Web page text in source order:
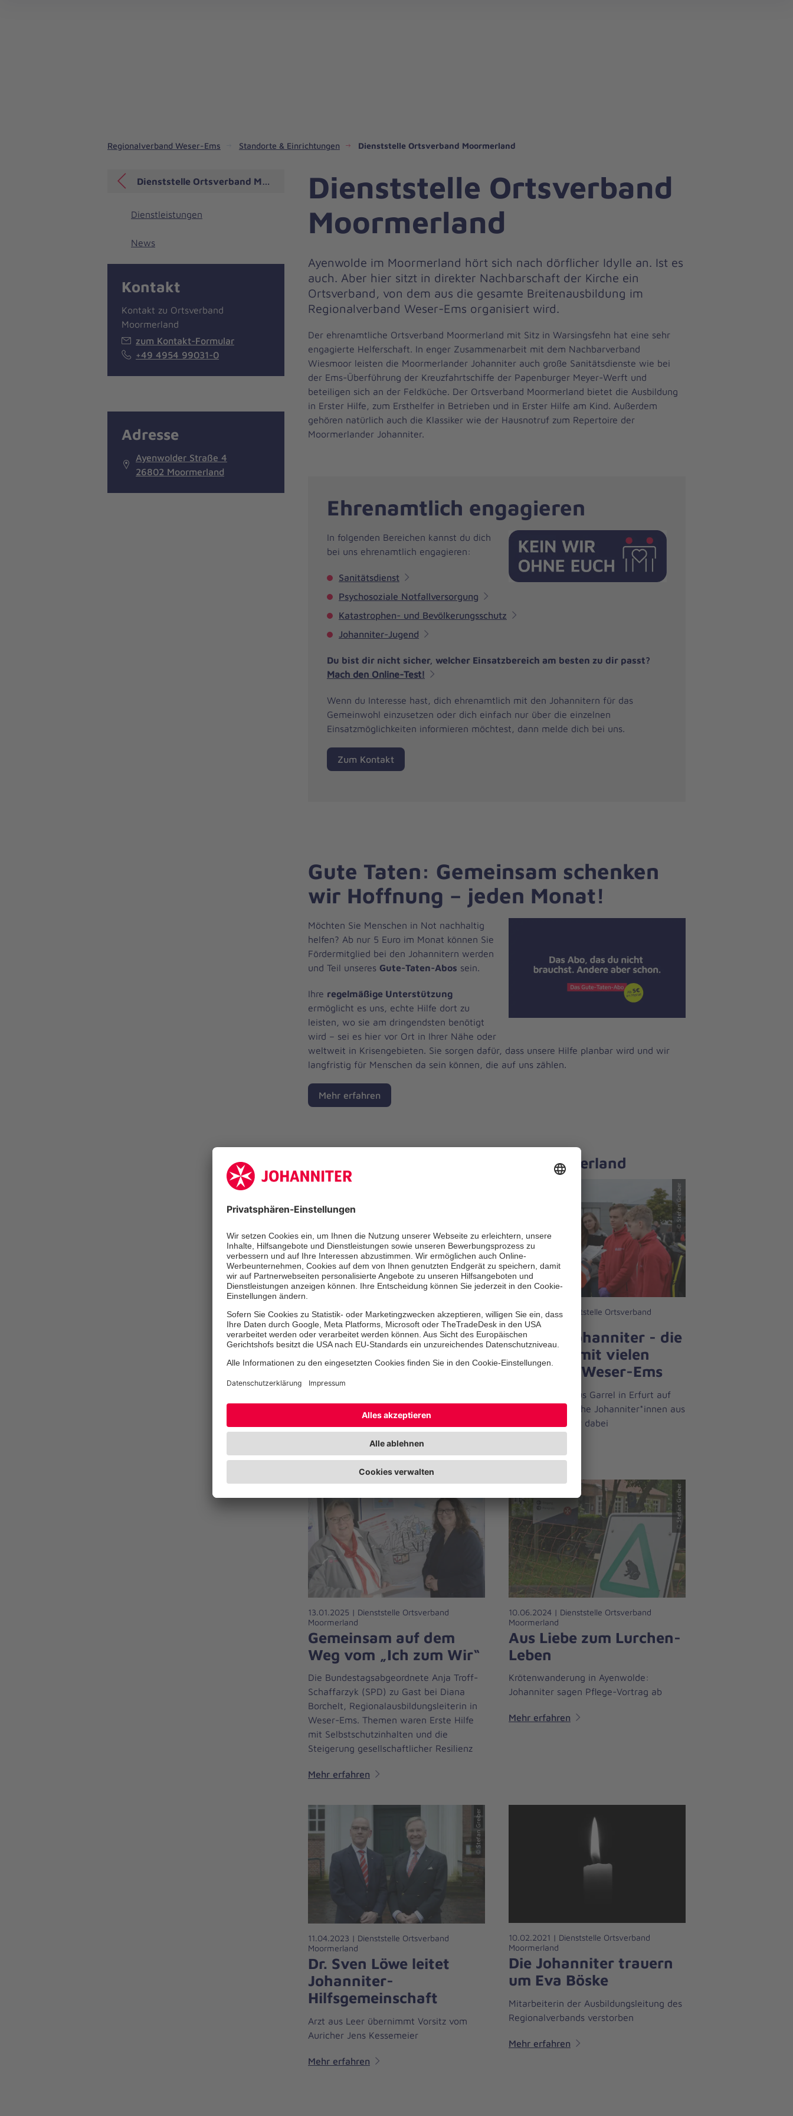
Regionalverband Weser-Ems Standorte & Einrichtungen Dienststelle Ortsverband Moormerland
Dienststelle Ortsverband
Moormerland
Ayenwolde im Moormerland hört sich nach dörflicher Idylle an. Ist es
auch. Aber hier sitzt in direkter Nachbarschaft der Kirche ein
Ortsverband, von dem aus die gesamte Breitenausbildung im
Regionalverband Weser-Ems organisiert wird.
Der ehrenamtliche Ortsverband Moormerland mit Sitz in Warsingsfehn hat eine sehr
engagierte Helferschaft. In enger Zusammenarbeit mit dem Nachbarverband
Wiesmoor leisten die Moormerlander Johanniter auch große Sanitätsdienste wie bei
der Ems-Überführung der Kreuzfahrtschiffe der Papenburger Meyer-Werft und
beteiligen sich an der Feldküche. Der Ortsverband Moormerland bietet die Ausbildung
in Erster Hilfe, zum Ersthelfer in Betrieben und in Erster Hilfe am Kind. Außerdem
gehören natürlich auch die Klassiker wie der Hausnotruf zum Repertoire der
Moormerlander Johanniter.
Ehrenamtlich engagieren
In folgenden Bereichen kannst du dich
bei uns ehrenamtlich engagieren:
Sanitätsdienst
Psychosoziale Notfallversorgung
Katastrophen- und Bevölkerungsschutz
Johanniter-Jugend
Du bist dir nicht sicher, welcher Einsatzbereich am besten zu dir passt?
Mach den Online-Test!
Wenn du Interesse hast, dich ehrenamtlich mit den Johannitern für das
Gemeinwohl einzusetzen oder dich einfach nur über die einzelnen
Einsatzmöglichkeiten informieren möchtest, dann melde dich bei uns.
Zum Kontakt
Gute Taten: Gemeinsam schenken
wir Hoffnung – jeden Monat!
Möchten Sie Menschen in Not nachhaltig
helfen? Ab nur 5 Euro im Monat können Sie
Fördermitglied bei den Johannitern werden
und Teil unseres Gute-Taten-Abos sein.
Ihre regelmäßige Unterstützung
ermöglicht es uns, echte Hilfe dort zu
leisten, wo sie am dringendsten benötigt
wird – sei es hier vor Ort in Ihrer Nähe oder
weltweit in Krisengebieten. Sie sorgen dafür, dass unsere Hilfe planbar wird und wir
langfristig für Menschen da sein können, die auf uns zählen.
Mehr erfahren
Aktuelle Nachrichten aus dem Moormerland
25.02.2026 | Dienststelle Ortsverband
Moormerland
Johanniter
Bilanz für 2025
Mehr erfahren
© Stefan Greiber
07.10.2025 | Dienststelle Ortsverband
Moormerland
Tag der Johanniter - die
Nachlese mit vielen
Fotos aus Weser-Ems
B-Mannschaft aus Garrel in Erfurt auf
Platz 4 - zahlreiche Johanniter*innen aus
Weser-Ems aktiv dabei
13.01.2025 | Dienststelle Ortsverband
Moormerland
Gemeinsam auf dem
Weg vom „Ich zum Wir“
Die Bundestagsabgeordnete Anja Troff-
Schaffarzyk (SPD) zu Gast bei Diana
Borchelt, Regionalausbildungsleiterin in
Weser-Ems. Themen waren Erste Hilfe
mit Selbstschutzinhalten und die
Steigerung gesellschaftlicher Resilienz
Mehr erfahren
© Stefan Greiber
10.06.2024 | Dienststelle Ortsverband
Moormerland
Aus Liebe zum Lurchen-
Leben
Krötenwanderung in Ayenwolde:
Johanniter sagen Pflege-Vortrag ab
Mehr erfahren
© Stefan Greiber
11.04.2023 | Dienststelle Ortsverband
Moormerland
Dr. Sven Löwe leitet
Johanniter-
Hilfsgemeinschaft
Arzt aus Leer übernimmt Vorsitz vom
Auricher Jens Kessemeier
Mehr erfahren
10.02.2021 | Dienststelle Ortsverband
Moormerland
Die Johanniter trauern
um Eva Böske
Mitarbeiterin der Ausbildungsleitung des
Regionalverbands verstorben
Mehr erfahren
Dienststelle Ortsverband Moormerland
Dienstleistungen
News
Kontakt
Kontakt zu Ortsverband
Moormerland
zum Kontakt-Formular
+49 4954 99031-0
Adresse
Ayenwolder Straße 4
26802 Moormerland